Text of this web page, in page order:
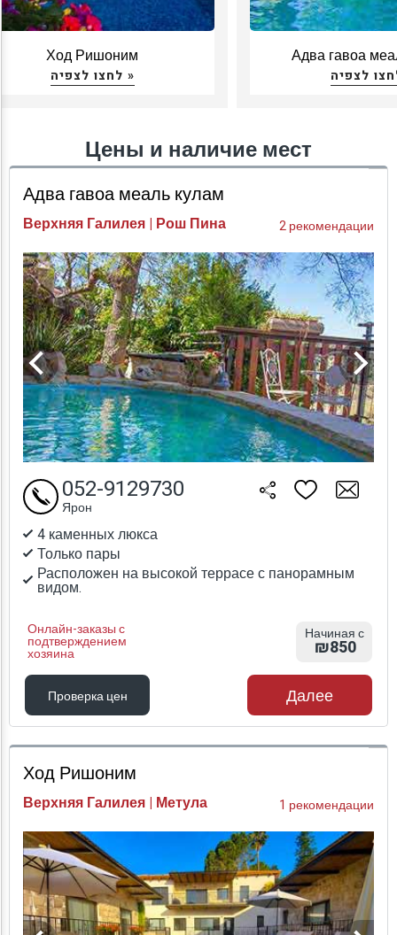
роскошного отдыха, наполняются оригинальными
деталями дизайна, современными акцентами и
произведениями искусства, и все это в здании,
которому не одна сотня лет. Точно как в современных
Ход Ришоним
לחצו לצפיה »
Адва гавоа
Цены и наличие мест
Адва гавоа меаль кулам
Верхняя Галилея | Рош Пина 2 рекомендации
4 каменных люкса
Только пары
Расположен на высокой террасе с панорамным
видом.
Онлайн-заказы с
подтверждением
хозяина
052-9129730
Ярон
Начиная с
₪850
Проверка цен
Проверка цен
Далее
Ход Ришоним
Верхняя Галилея | Метула 1 рекомендации